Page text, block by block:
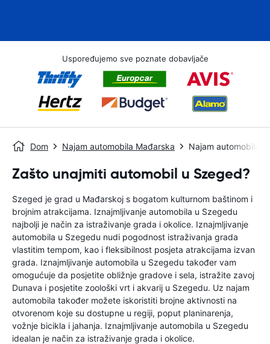
Uspoređujemo sve poznate dobavljače
Dom Najam automobila Mađarska Najam automobila
Zašto unajmiti automobil u Szeged?
Szeged je grad u Mađarskoj s bogatom kulturnom baštinom i
brojnim atrakcijama. Iznajmljivanje automobila u Szegedu
najbolji je način za istraživanje grada i okolice. Iznajmljivanje
automobila u Szegedu nudi pogodnost istraživanja grada
vlastitim tempom, kao i fleksibilnost posjeta atrakcijama izvan
grada. Iznajmljivanje automobila u Szegedu također vam
omogućuje da posjetite obližnje gradove i sela, istražite zavoj
Dunava i posjetite zoološki vrt i akvarij u Szegedu. Uz najam
automobila također možete iskoristiti brojne aktivnosti na
otvorenom koje su dostupne u regiji, poput planinarenja,
vožnje bicikla i jahanja. Iznajmljivanje automobila u Szegedu
idealan je način za istraživanje grada i okolice.